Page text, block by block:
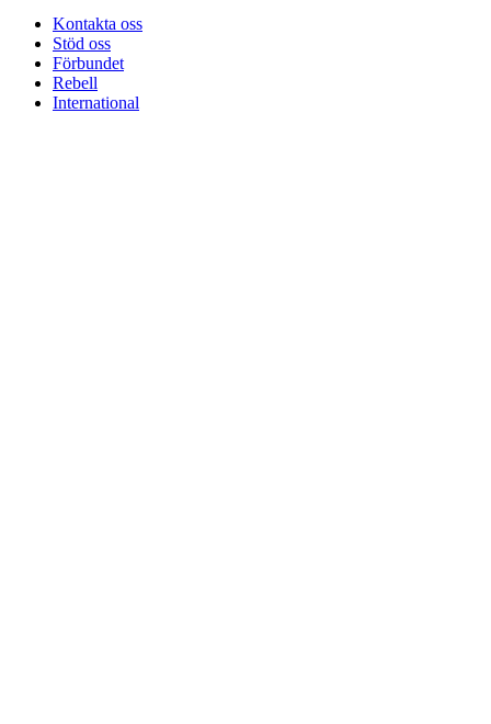
Kontakta oss
Stöd oss
Förbundet
Rebell
International